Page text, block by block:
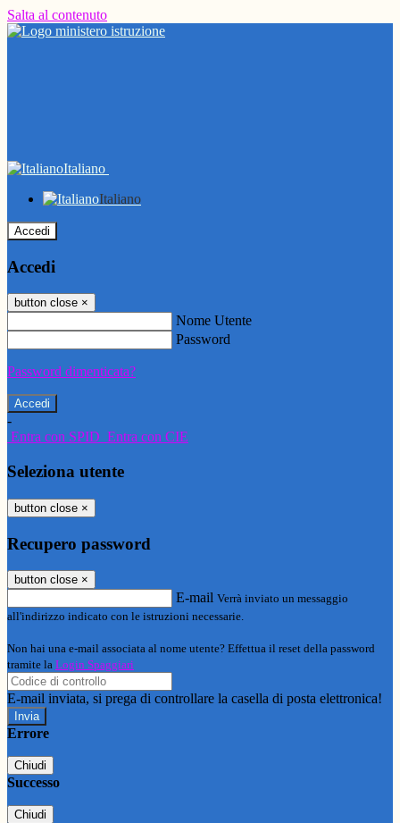
Salta al contenuto
Italiano
Italiano
Accedi
Accedi
button close ×
Nome Utente
Password
Password dimenticata?
-
Entra con SPID Entra con CIE
Seleziona utente
button close ×
Recupero password
button close ×
E-mail Verrà inviato un messaggio
all'indirizzo indicato con le istruzioni necessarie.
Non hai una e-mail associata al nome utente? Effettua il reset della password
tramite la Login Spaggiari
E-mail inviata, si prega di controllare la casella di posta elettronica!
Errore
Chiudi
Successo
Chiudi